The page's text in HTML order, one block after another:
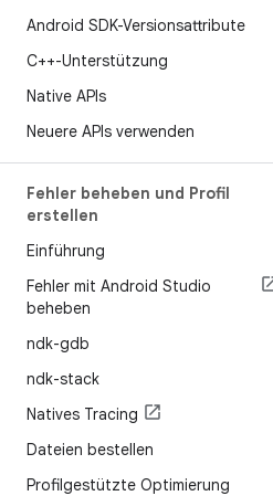
Android SDK-Versionsattribute
C++-Unterstützung
Native APIs
Neuere APIs verwenden
Fehler beheben und Profil
erstellen
Einführung
Fehler mit Android Studio
beheben
ndk-gdb
ndk-stack
Natives Tracing
Dateien bestellen
Profilgestützte Optimierung